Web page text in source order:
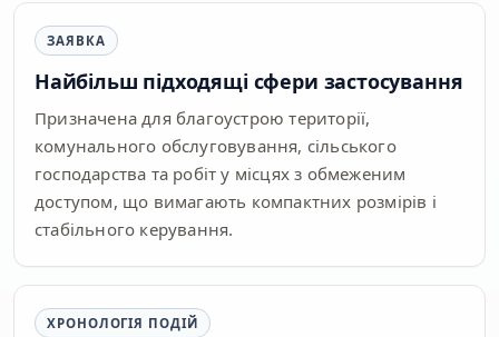
ЗАЯВКА
Найбільш підходящі сфери застосування
Призначена для благоустрою території,
комунального обслуговування, сільського
господарства та робіт у місцях з обмеженим
доступом, що вимагають компактних розмірів і
стабільного керування.
ХРОНОЛОГІЯ ПОДІЙ